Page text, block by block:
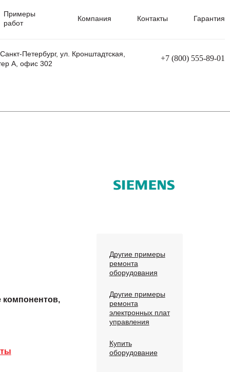
Примеры
работ
Компания Контакты Гарантия
Петербург, ул. Кронштадтская,
А, офис 302
+7 (800) 555-89-01
компонентов,
Другие примеры
ремонта
оборудования
Другие примеры
ремонта
электронных плат
управления
Купить
оборудование